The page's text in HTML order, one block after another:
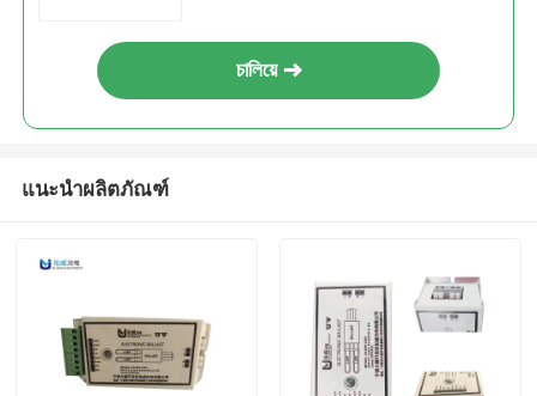
চালিয়ে
แนะนำผลิตภัณฑ์